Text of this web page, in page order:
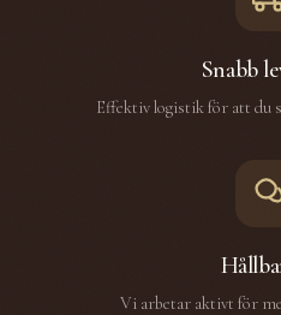
Snabb
Effektiv logistik för att du
Vi arbetar aktivt för